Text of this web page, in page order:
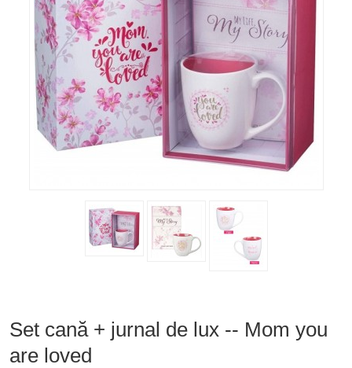
Set cană + jurnal de lux -- Mom you
are loved